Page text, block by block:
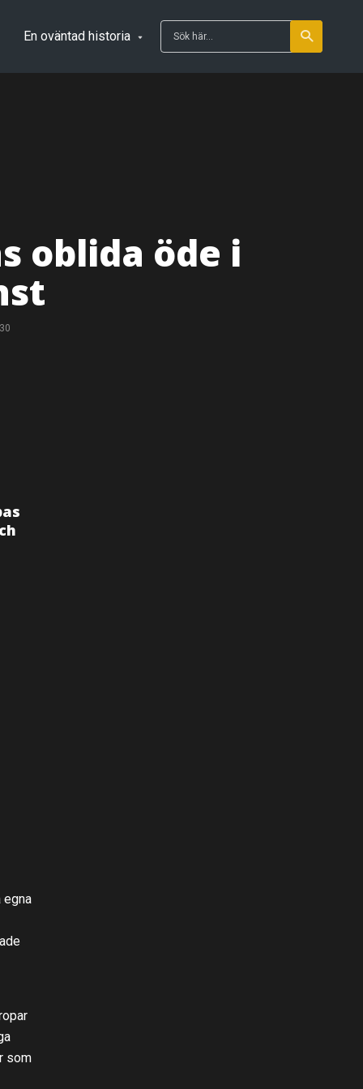
En oväntad historia
oblida öde i
egna
som